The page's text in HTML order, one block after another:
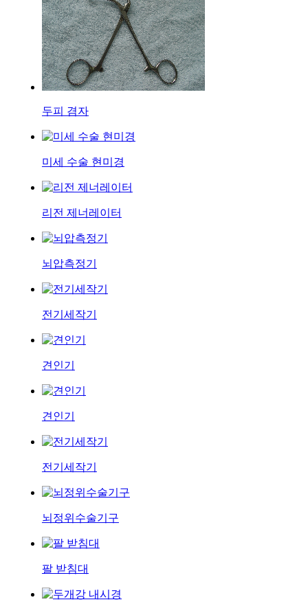
두피 겸자
미세 수술 현미경
리전 제너레이터
뇌압측정기
전기세작기
견인기
견인기
전기세작기
뇌정위수술기구
팔 받침대